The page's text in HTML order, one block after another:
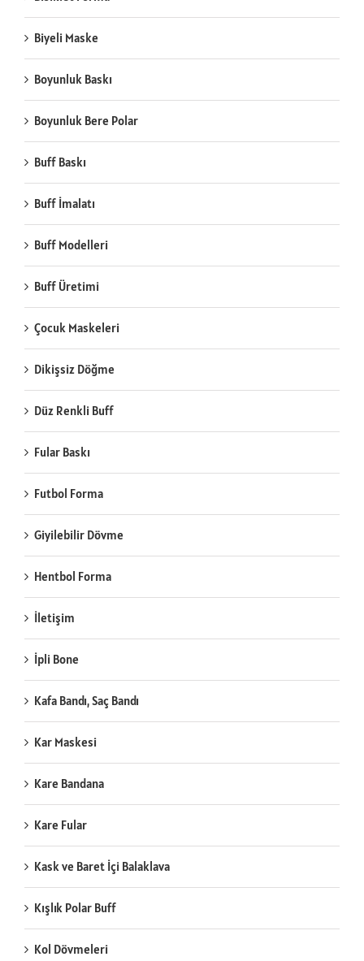
Biyeli Maske
Boyunluk Baskı
Boyunluk Bere Polar
Buff Baskı
Buff İmalatı
Buff Modelleri
Buff Üretimi
Çocuk Maskeleri
Dikişsiz Döğme
Düz Renkli Buff
Fular Baskı
Futbol Forma
Giyilebilir Dövme
Hentbol Forma
İletişim
İpli Bone
Kafa Bandı, Saç Bandı
Kar Maskesi
Kare Bandana
Kare Fular
Kask ve Baret İçi Balaklava
Kışlık Polar Buff
Kol Dövmeleri